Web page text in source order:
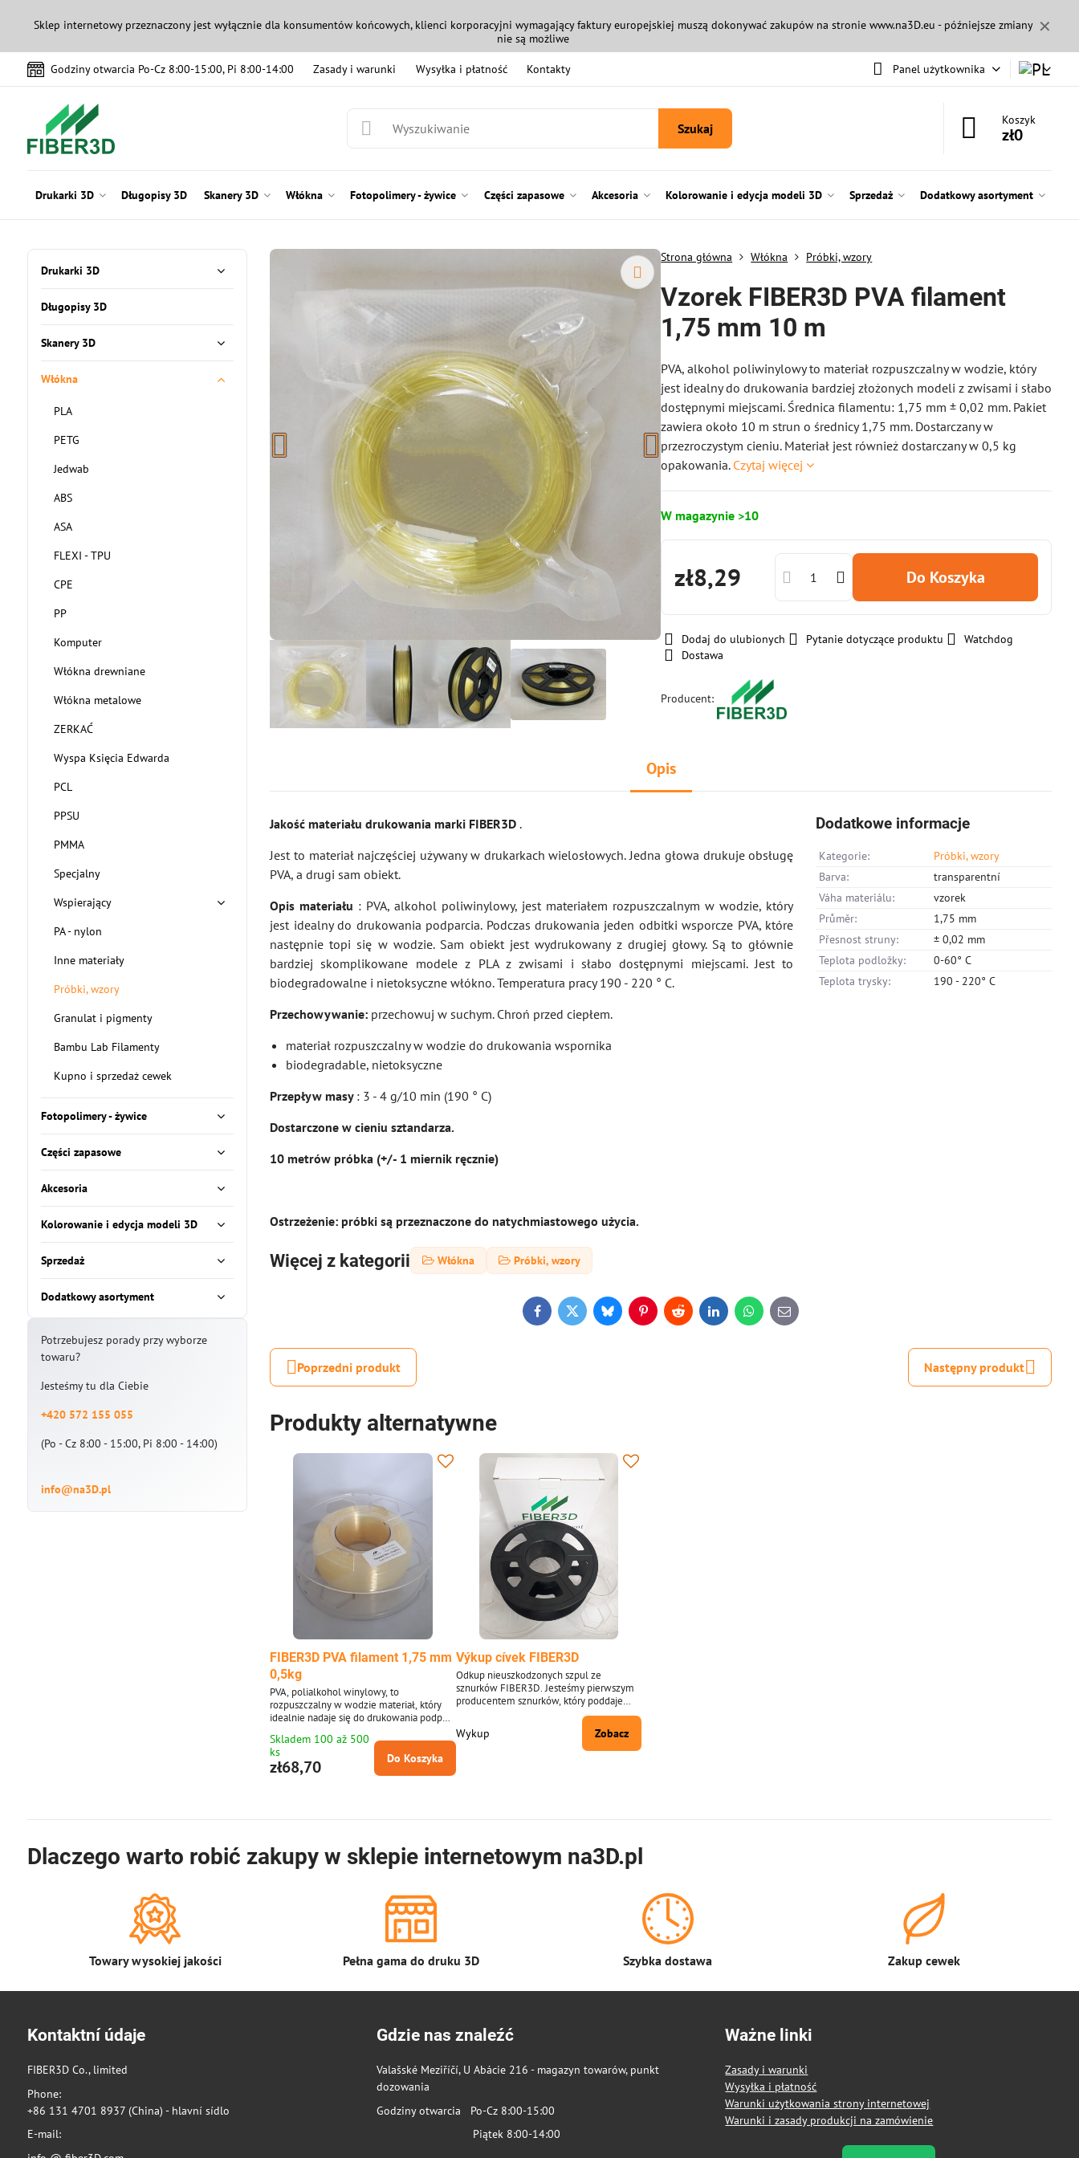
✕
Sklep internetowy przeznaczony jest wyłącznie dla konsumentów końcowych, klienci korporacyjni wymagający faktury europejskiej muszą dokonywać zakupów na stronie www.na3D.eu - późniejsze zmiany
nie są możliwe
Godziny otwarcia Po-Cz 8:00-15:00, Pi 8:00-14:00 Zasady i warunki Wysyłka i płatność Kontakty Panel użytkownika
Szukaj
Koszyk
zł0
Drukarki 3D Długopisy 3D Skanery 3D Włókna Fotopolimery - żywice Części zapasowe Akcesoria Kolorowanie i edycja modeli 3D Sprzedaż Dodatkowy asortyment
Strona główna Włókna Próbki, wzory
Vzorek FIBER3D PVA filament
1,75 mm 10 m
PVA, alkohol poliwinylowy to materiał rozpuszczalny w wodzie, który
jest idealny do drukowania bardziej złożonych modeli z zwisami i słabo
dostępnymi miejscami. Średnica filamentu: 1,75 mm ± 0,02 mm. Pakiet
zawiera około 10 m strun o średnicy 1,75 mm. Dostarczany w
przezroczystym cieniu. Materiał jest również dostarczany w 0,5 kg
opakowania. Czytaj więcej
W magazynie >10
zł8,29 Do Koszyka
Dodaj do ulubionych Pytanie dotyczące produktu
Watchdog
Dostawa
Producent:
Opis
Jakość materiału drukowania marki FIBER3D .
Jest to materiał najczęściej używany w drukarkach wielosłowych. Jedna głowa drukuje obsługę
PVA, a drugi sam obiekt.
Opis materiału : PVA, alkohol poliwinylowy, jest materiałem rozpuszczalnym w wodzie, który
jest idealny do drukowania podparcia. Podczas drukowania jeden odbitki wsporcze PVA, które
następnie topi się w wodzie. Sam obiekt jest wydrukowany z drugiej głowy. Są to głównie
bardziej skomplikowane modele z PLA z zwisami i słabo dostępnymi miejscami. Jest to
biodegradowalne i nietoksyczne włókno. Temperatura pracy 190 - 220 ° C.
Przechowywanie: przechowuj w suchym. Chroń przed ciepłem.
materiał rozpuszczalny w wodzie do drukowania wspornika
biodegradable, nietoksyczne
Przepływ masy : 3 - 4 g/10 min (190 ° C)
Dostarczone w cieniu sztandarza.
10 metrów próbka (+/- 1 miernik ręcznie)
Ostrzeżenie: próbki są przeznaczone do natychmiastowego użycia.
Więcej z kategorii Włókna Próbki, wzory
Dodatkowe informacje
Kategorie:
Próbki, wzory
Barva:
transparentní
Váha materiálu:
vzorek
Průměr:
1,75 mm
Přesnost struny:
± 0,02 mm
Teplota podložky:
0-60° C
Teplota trysky:
190 - 220° C
FacebookTwitterBlueskyPinterestRedditLinkedInWhatsApp
E-
mail
Poprzedni produkt Następny produkt
Produkty alternatywne
FIBER3D PVA filament 1,75 mm
0,5kg
PVA, polialkohol winylowy, to
rozpuszczalny w wodzie materiał, który
idealnie nadaje się do drukowania podpór
i trudno dostępnymi miejscami. Średnica
filamentu: 1,75 mm ± 0,02 mm.
Opakowanie 0,5 kg - zawiera ok. 166 m
Skladem 100 až 500
ks
zł68,70 Do Koszyka
Výkup cívek FIBER3D
Odkup nieuszkodzonych szpul ze
sznurków FIBER3D. Jesteśmy pierwszym
producentem sznurków, który poddaje
recyklingowi szpule i pudełka z
filamentem, a kupujemy je od 2020 roku.
Wykup Zobacz
Drukarki 3D
Długopisy 3D
Skanery 3D
Włókna
PLA
PETG
Jedwab
ABS
ASA
FLEXI - TPU
CPE
PP
Komputer
Włókna drewniane
Włókna metalowe
ZERKAĆ
Wyspa Księcia Edwarda
PCL
PPSU
PMMA
Specjalny
Wspierający
PA - nylon
Inne materiały
Próbki, wzory
Granulat i pigmenty
Bambu Lab Filamenty
Kupno i sprzedaż cewek
Fotopolimery - żywice
Części zapasowe
Akcesoria
Kolorowanie i edycja modeli 3D
Sprzedaż
Dodatkowy asortyment
Potrzebujesz porady przy wyborze
towaru?
Jesteśmy tu dla Ciebie
+420 572 155 055
(Po - Cz 8:00 - 15:00, Pi 8:00 - 14:00)
info@na3D.pl
Dlaczego warto robić zakupy w sklepie internetowym na3D.pl
Towary wysokiej jakości Pełna gama do druku 3D Szybka dostawa Zakup cewek
Kontaktní údaje
FIBER3D Co., limited
Phone:
+86 131 4701 8937 (China) - hlavní sídlo
E-mail:
Gdzie nas znaleźć
Valašské Meziříčí, U Abácie 216 - magazyn towarów, punkt
dozowania
Godziny otwarcia Po-Cz 8:00-15:00
Piątek 8:00-14:00
Ważne linki
Zasady i warunki
Wysyłka i płatność
Warunki użytkowania strony internetowej
Warunki i zasady produkcji na zamówienie